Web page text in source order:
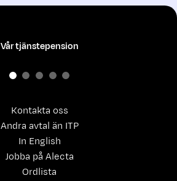
Kontakta oss
Andra avtal än ITP
In English
Jobba på Alecta
Ordlista
Vår tjänstepension